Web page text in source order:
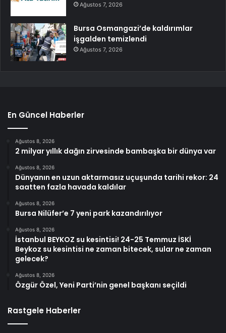
Ağustos 7, 2026
Bursa Osmangazi’de kaldırımlar
işgalden temizlendi
Ağustos 7, 2026
En Güncel Haberler
Ağustos 8, 2026
2 milyar yıllık dağın zirvesinde bambaşka bir dünya var
Ağustos 8, 2026
Dünyanın en uzun aktarmasız uçuşunda tarihi rekor: 24
saatten fazla havada kaldılar
Ağustos 8, 2026
Bursa Nilüfer’e 7 yeni park kazandırılıyor
Ağustos 8, 2026
İstanbul BEYKOZ su kesintisi! 24-25 Temmuz İSKİ
Beykoz su kesintisi ne zaman bitecek, sular ne zaman
gelecek?
Ağustos 8, 2026
Özgür Özel, Yeni Parti’nin genel başkanı seçildi
Rastgele Haberler